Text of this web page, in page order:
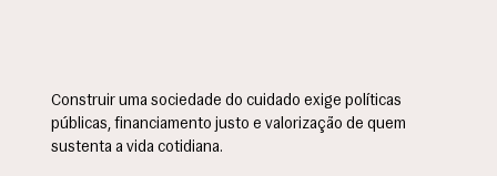
Construir uma sociedade do cuidado exige políticas
públicas, financiamento justo e valorização de quem
sustenta a vida cotidiana.